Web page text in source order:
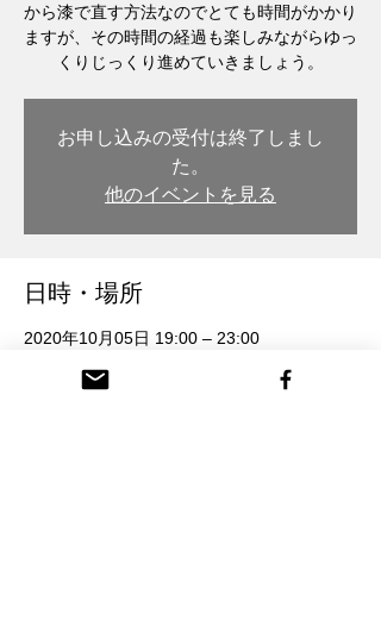
から漆で直す方法なのでとても時間がかかり
ますが、その時間の経過も楽しみながらゆっ
くりじっくり進めていきましょう。
お申し込みの受付は終了しまし
た。
他のイベントを見る
日時・場所
2020年10月05日 19:00 – 23:00
山県南砺市本町３丁目 26番地